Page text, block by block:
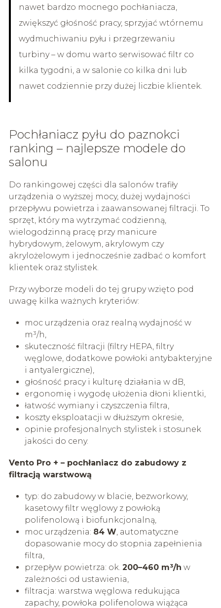
nawet bardzo mocnego pochłaniacza,
zwiększyć głośność pracy, sprzyjać wtórnemu
wydmuchiwaniu pyłu i przegrzewaniu
turbiny – w domu warto serwisować filtr co
kilka tygodni, a w salonie co kilka dni lub
nawet codziennie przy dużej liczbie klientek.
Pochłaniacz pyłu do paznokci
ranking – najlepsze modele do
salonu
Do rankingowej części dla salonów trafiły
urządzenia o wyższej mocy, dużej wydajności
przepływu powietrza i zaawansowanej filtracji. To
sprzęt, który ma wytrzymać codzienną,
wielogodzinną pracę przy manicure
hybrydowym, żelowym, akrylowym czy
akrylożelowym i jednocześnie zadbać o komfort
klientek oraz stylistek.
Przy wyborze modeli do tej grupy wzięto pod
uwagę kilka ważnych kryteriów:
moc urządzenia oraz realną wydajność w
m³/h,
skuteczność filtracji (filtry HEPA, filtry
węglowe, dodatkowe powłoki antybakteryjne
i antyalergiczne),
głośność pracy i kulturę działania w dB,
ergonomię i wygodę ułożenia dłoni klientki,
łatwość wymiany i czyszczenia filtra,
koszty eksploatacji w dłuższym okresie,
opinie profesjonalnych stylistek i stosunek
jakości do ceny.
Vento Pro + – pochłaniacz do zabudowy z
filtracją warstwową
typ: do zabudowy w blacie, bezworkowy,
kasetowy filtr węglowy z powłoką
polifenolową i biofunkcjonalną,
moc urządzenia: 84 W , automatyczne
dopasowanie mocy do stopnia zapełnienia
filtra,
przepływ powietrza: ok. 200–460 m³/h w
zależności od ustawienia,
filtracja: warstwa węglowa redukująca
zapachy, powłoka polifenolowa wiążąca